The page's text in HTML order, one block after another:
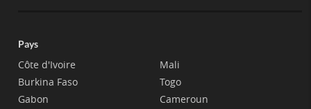
Pays
Côte d'Ivoire
Burkina Faso
Gabon
Mali
Togo
Cameroun